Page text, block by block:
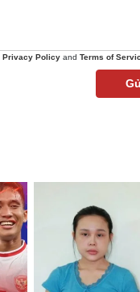
Privacy Policy and Terms of